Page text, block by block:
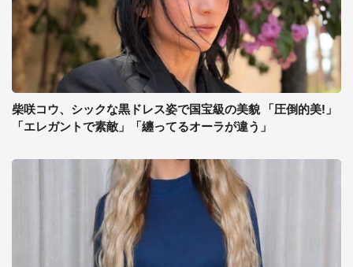
柴咲コウ、シックな黒ドレス姿で国宝級の美貌 「圧倒的美!」
「エレガントで素敵」「纏ってるオーラが違う」